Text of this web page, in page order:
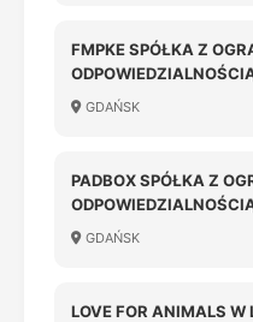
FMPKE SPÓŁKA Z
GDAŃSK
PADBOX SPÓŁKA Z
GDAŃSK
LOVE FOR ANIMALS W